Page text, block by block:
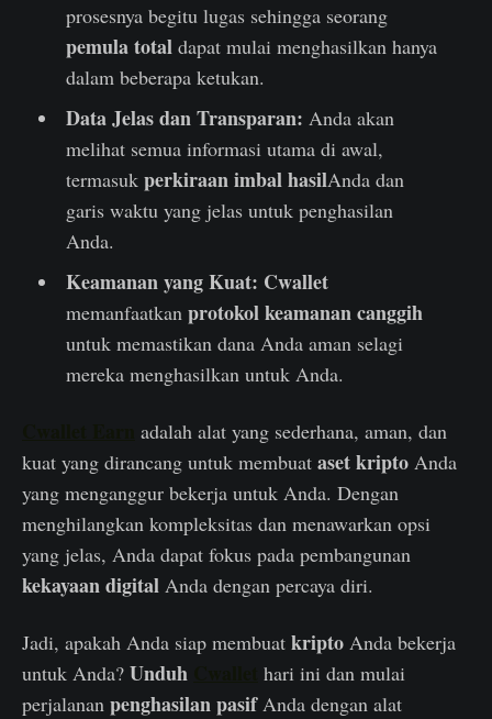
prosesnya begitu lugas sehingga seorang
pemula totaldapat mulai menghasilkan hanya
dalam beberapa ketukan.
Data Jelas dan Transparan: Anda akan
melihat semua informasi utama di awal,
termasuk perkiraan imbal hasilAnda dan
garis waktu yang jelas untuk penghasilan
Anda.
Keamanan yang Kuat: Cwallet
memanfaatkan protokol keamanan canggih
untuk memastikan dana Anda aman selagi
mereka menghasilkan untuk Anda.
adalah alat yang sederhana, aman, dan
kuat yang dirancang untuk membuat aset kripto Anda
yang menganggur bekerja untuk Anda. Dengan
menghilangkan kompleksitas dan menawarkan opsi
yang jelas, Anda dapat fokus pada pembangunan
kekayaan digital Anda dengan percaya diri.
Jadi, apakah Anda siap membuat kripto Anda bekerja
untuk Anda? Unduh
hari ini dan mulai
perjalanan penghasilan pasifAnda dengan alat